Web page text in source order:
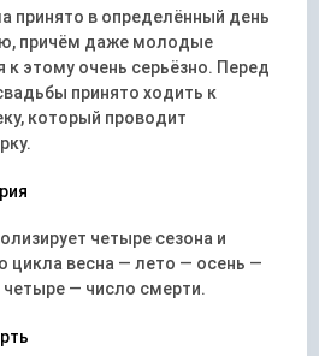
принято в определённый день
причём даже молодые
этому очень серьёзно. Перед
принято ходить к
который проводит
четыре сезона и
цикла весна — лето — осень —
— число смерти.